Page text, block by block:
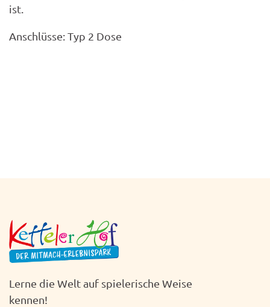
ist.
Anschlüsse: Typ 2 Dose
Lerne die Welt auf spielerische Weise
kennen!